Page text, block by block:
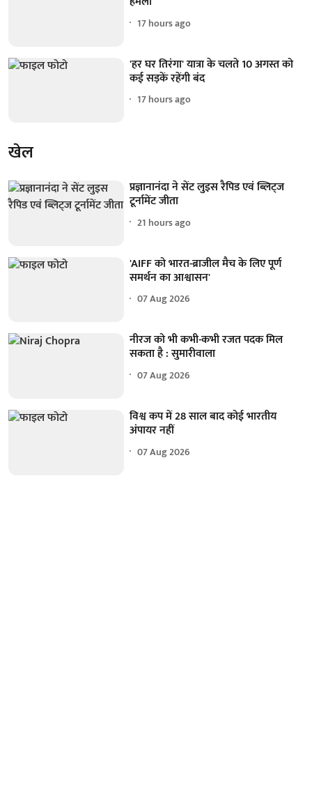
17 hours ago
'हर घर तिरंगा' यात्रा के चलते 10 अगस्त को
कई सड़कें रहेंगी बंद
17 hours ago
खेल
प्रज्ञानानंदा ने सेंट लुइस रैपिड एवं ब्लिट्ज
टूर्नामेंट जीता
21 hours ago
'AIFF को भारत-ब्राजील मैच के लिए पूर्ण
समर्थन का आश्वासन'
07 Aug 2026
नीरज को भी कभी-कभी रजत पदक मिल
सकता है : सुमारीवाला
07 Aug 2026
विश्व कप में 28 साल बाद कोई भारतीय
अंपायर नहीं
07 Aug 2026